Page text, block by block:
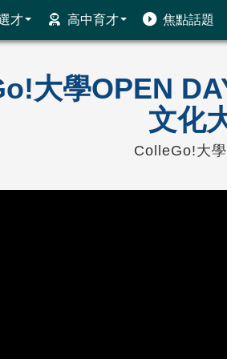
才 高中育才 焦點話題
大學OPEN
文化
ColleGo!大